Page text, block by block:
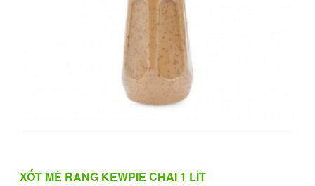
XỐT MÈ RANG KEWPIE CHAI 1 LÍT